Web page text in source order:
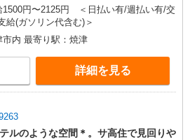
1500円〜2125円 ＜日払い有/週払い有/交
給(ガソリン代含む)＞
市内 最寄り駅：焼津
詳細を見る
ルのような空間＊。サ高住で見回りや